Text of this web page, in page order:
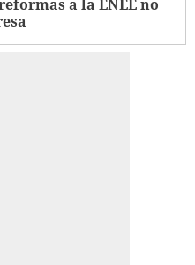
a la ENEE no